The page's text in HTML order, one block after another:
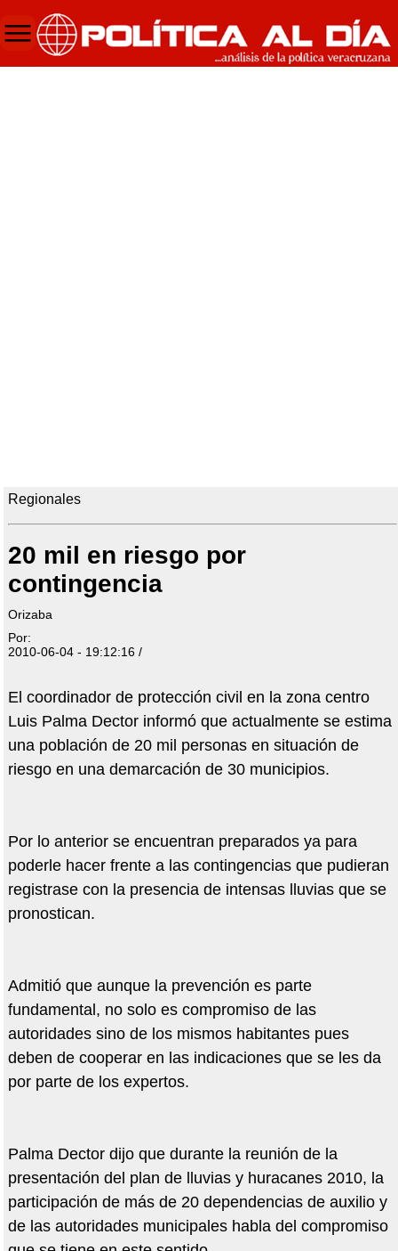
Regionales
20 mil en riesgo por
contingencia
Orizaba
Por:
2010-06-04 - 19:12:16 /
El coordinador de protección civil en la zona centro
Luis Palma Dector informó que actualmente se estima
una población de 20 mil personas en situación de
riesgo en una demarcación de 30 municipios.
Por lo anterior se encuentran preparados ya para
poderle hacer frente a las contingencias que pudieran
registrase con la presencia de intensas lluvias que se
pronostican.
Admitió que aunque la prevención es parte
fundamental, no solo es compromiso de las
autoridades sino de los mismos habitantes pues
deben de cooperar en las indicaciones que se les da
por parte de los expertos.
Palma Dector dijo que durante la reunión de la
presentación del plan de lluvias y huracanes 2010, la
participación de más de 20 dependencias de auxilio y
de las autoridades municipales habla del compromiso